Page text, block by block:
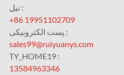
تیل :
+86 19951102709
پست الکترونیکی :
sales99@ruiyuanys.com
TY_HOME19 :
13584963346